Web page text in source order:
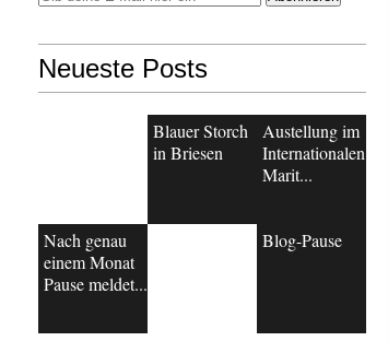
Neueste Posts
Blauer Storch
in Briesen
Austellung im
Internationalen
Marit...
Nach genau
einem Monat
Pause meldet...
Blog-Pause